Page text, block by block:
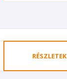
RÉSZLETEK